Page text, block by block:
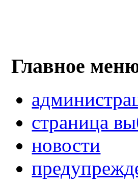
Главное
страница
новости